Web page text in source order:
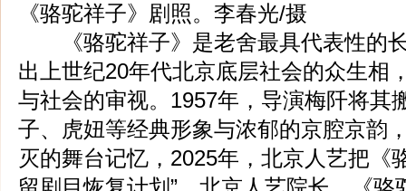
《骆驼祥子》剧照。李春光/摄
《骆驼祥子》是老舍最具代表性的
出上世纪20年代北京底层社会的众生相
与社会的审视。1957年，导演梅阡将其
子、虎妞等经典形象与浓郁的京腔京韵
灭的舞台记忆，2025年，北京人艺把《